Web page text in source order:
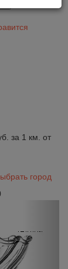
за 1 км. от
город